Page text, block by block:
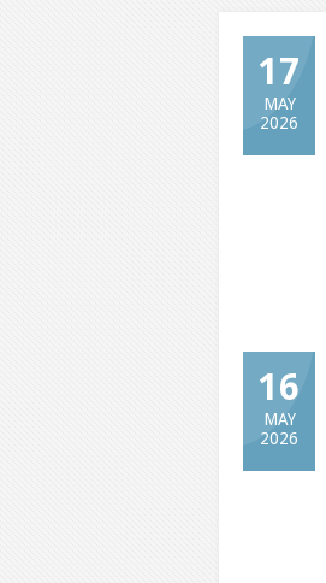
17
MAY
2026
16
MAY
2026